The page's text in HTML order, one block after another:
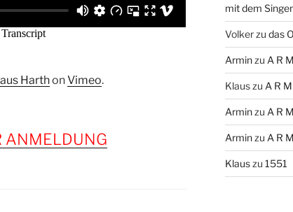
HarthonVimeo.
ANMELDUNG
mit dem
Volkerzu das
Arminzu A R
Klauszu A R
Arminzu A R
Arminzu A R
Klauszu 1551